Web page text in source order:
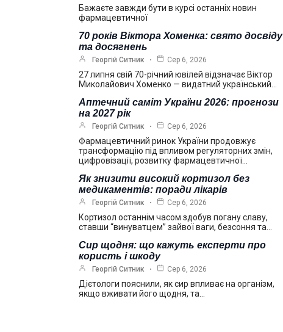
Бажаєте завжди бути в курсі останніх новин
фармацевтичної
70 років Віктора Хоменка: свято досвіду
та досягнень
Георгій Ситник Сер 6, 2026
27 липня свій 70-річний ювілей відзначає Віктор
Миколайович Хоменко — видатний український…
Аптечний саміт України 2026: прогнози
на 2027 рік
Георгій Ситник Сер 6, 2026
Фармацевтичний ринок України продовжує
трансформацію під впливом регуляторних змін,
цифровізації, розвитку фармацевтичної…
Як знизити високий кортизол без
медикаментів: поради лікарів
Георгій Ситник Сер 6, 2026
Кортизол останнім часом здобув погану славу,
ставши “винуватцем” зайвої ваги, безсоння та…
Сир щодня: що кажуть експерти про
користь і шкоду
Георгій Ситник Сер 6, 2026
Дієтологи пояснили, як сир впливає на організм,
якщо вживати його щодня, та…